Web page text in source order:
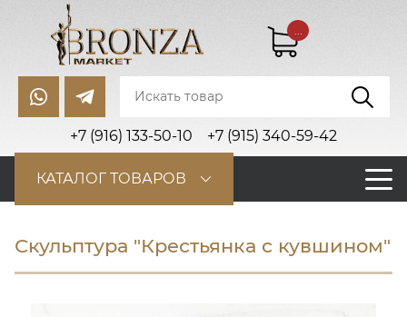
+7 (916) 133-50-10 +7 (915) 340-59-42
...
КАТАЛОГ ТОВАРОВ
Скульптура "Крестьянка с кувшином"